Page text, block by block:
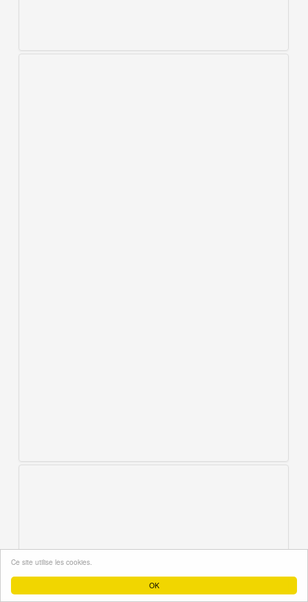
OK
Ce site utilise les cookies.